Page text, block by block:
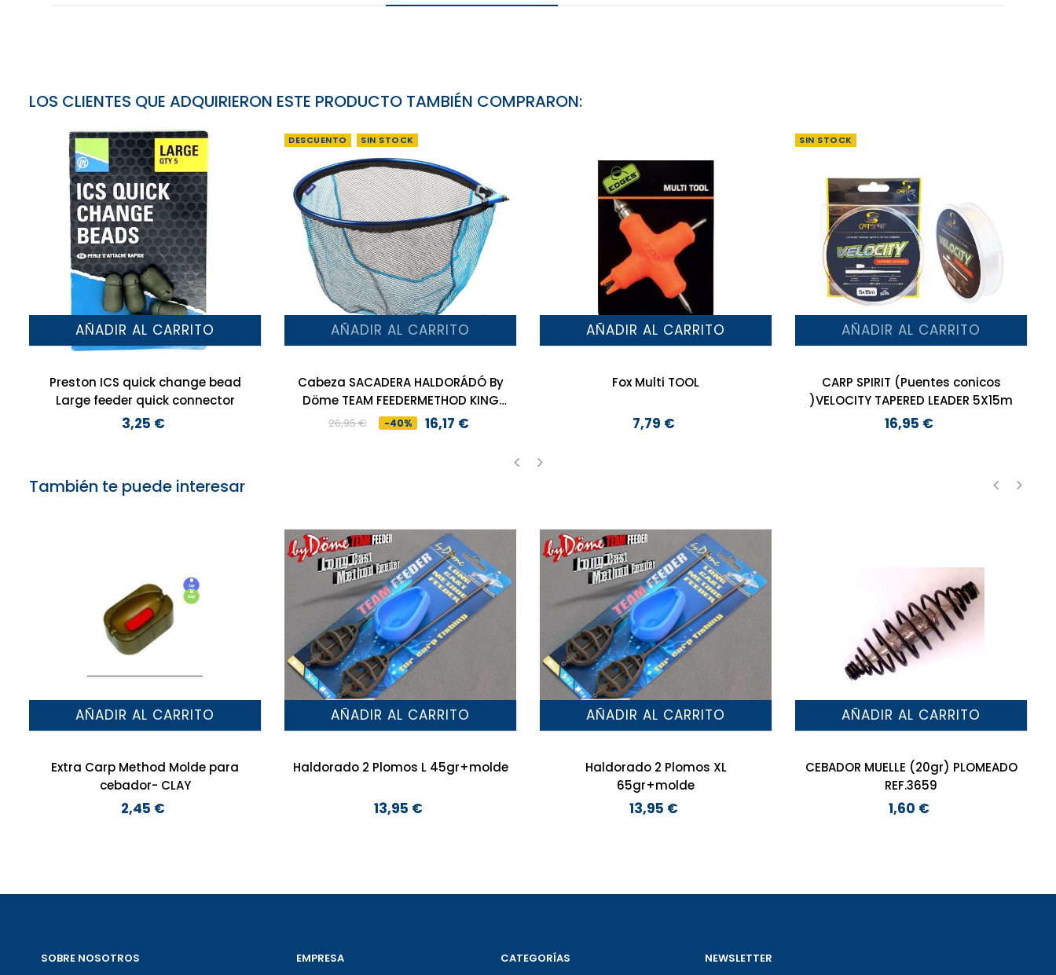
LOS CLIENTES QUE ADQUIRIERON ESTE PRODUCTO TAMBIÉN COMPRARON:
AÑADIR AL CARRITO
Preston ICS quick change bead
Large feeder quick connector
Precio
3,25 €
DESCUENTO SIN STOCK
AÑADIR AL CARRITO
Cabeza SACADERA HALDORÁDÓ By
Döme TEAM FEEDERMETHOD KING
OVAL
Precio
26,95 € -40%
Precio16,17 €
AÑADIR AL CARRITO
Fox Multi TOOL
Precio
7,79 €
SIN STOCK
AÑADIR AL CARRITO
CARP SPIRIT (Puentes conicos
)VELOCITY TAPERED LEADER 5X15m
Precio
16,95 €
También te puede interesar
AÑADIR AL CARRITO
Extra Carp Method Molde para
cebador- CLAY
Precio
2,45 €
AÑADIR AL CARRITO
Haldorado 2 Plomos L 45gr+molde
Precio
13,95 €
AÑADIR AL CARRITO
Haldorado 2 Plomos XL
65gr+molde
Precio
13,95 €
AÑADIR AL CARRITO
CEBADOR MUELLE (20gr) PLOMEADO
REF.3659
Precio
1,60 €
SOBRE NOSOTROS EMPRESA CATEGORÍAS NEWSLETTER